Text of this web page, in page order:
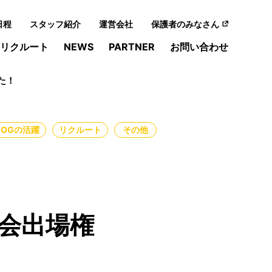
程 スタッフ紹介 運営会社 保護者のみなさん
リクルート NEWS PARTNER お問い合わせ
！
の活躍 リクルート その他
出場権